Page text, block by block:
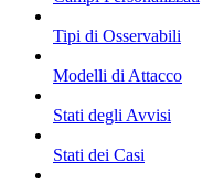
Tipi di Osservabili
Modelli di Attacco
Stati degli Avvisi
Stati dei Casi